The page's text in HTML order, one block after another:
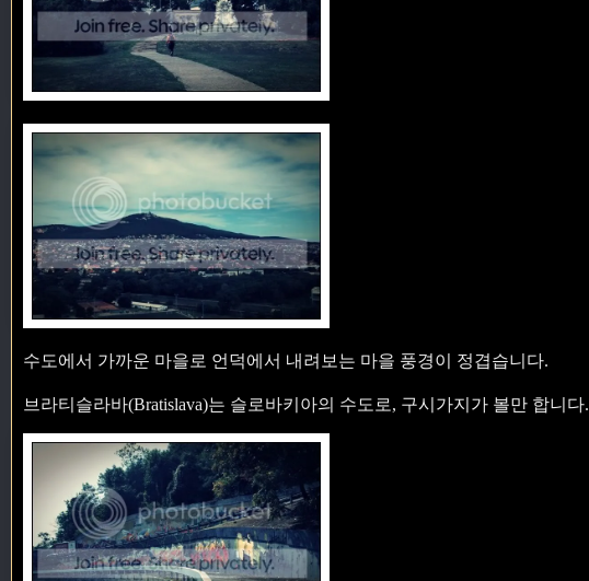
수도에서 가까운 마을로 언덕에서 내려보는 마을 풍경이 정겹습니다.
브라티슬라바(Bratislava)는 슬로바키아의 수도로, 구시가지가 볼만 합니다.